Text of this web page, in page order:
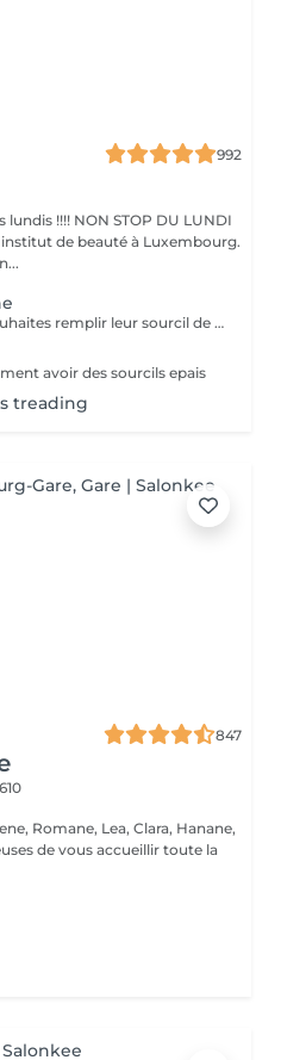
992
!!!! NON STOP DU LUNDI
pour toutes les clientes qui souhaites remplir leur sourcil de facon temporaire et naturel cette prestation est faites pour vous
avoir des sourcils epais
treading
847
Romane, Lea, Clara, Hanane,
de vous accueillir toute la